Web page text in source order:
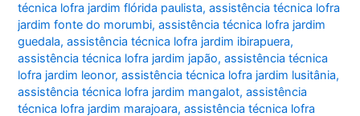
técnica lofra jardim flórida paulista,assistência técnica lofra
jardim fonte do morumbi,assistência técnica lofra jardim
guedala,assistência técnica lofra jardim ibirapuera,
assistência técnica lofra jardim japão,assistência técnica
lofra jardim leonor,assistência técnica lofra jardim lusitânia,
assistência técnica lofra jardim mangalot,assistência
técnica lofra jardim marajoara,assistência técnica lofra